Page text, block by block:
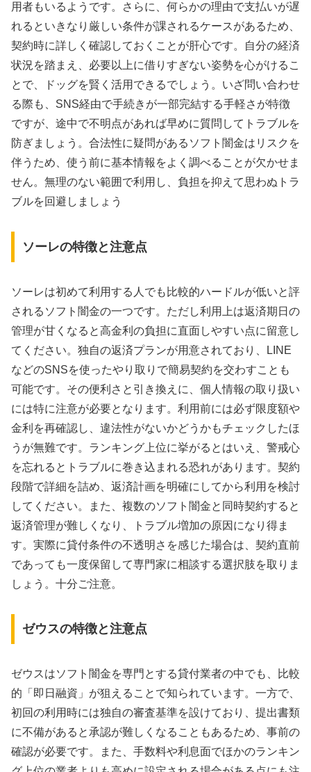
用者もいるようです。さらに、何らかの理由で支払いが遅
れるといきなり厳しい条件が課されるケースがあるため、
契約時に詳しく確認しておくことが肝心です。自分の経済
状況を踏まえ、必要以上に借りすぎない姿勢を心がけるこ
とで、ドッグを賢く活用できるでしょう。いざ問い合わせ
る際も、SNS経由で手続きが一部完結する手軽さが特徴
ですが、途中で不明点があれば早めに質問してトラブルを
防ぎましょう。合法性に疑問があるソフト闇金はリスクを
伴うため、使う前に基本情報をよく調べることが欠かせま
せん。無理のない範囲で利用し、負担を抑えて思わぬトラ
ブルを回避しましょう
ソーレの特徴と注意点
ソーレは初めて利用する人でも比較的ハードルが低いと評
されるソフト闇金の一つです。ただし利用上は返済期日の
管理が甘くなると高金利の負担に直面しやすい点に留意し
てください。独自の返済プランが用意されており、LINE
などのSNSを使ったやり取りで簡易契約を交わすことも
可能です。その便利さと引き換えに、個人情報の取り扱い
には特に注意が必要となります。利用前には必ず限度額や
金利を再確認し、違法性がないかどうかもチェックしたほ
うが無難です。ランキング上位に挙がるとはいえ、警戒心
を忘れるとトラブルに巻き込まれる恐れがあります。契約
段階で詳細を詰め、返済計画を明確にしてから利用を検討
してください。また、複数のソフト闇金と同時契約すると
返済管理が難しくなり、トラブル増加の原因になり得ま
す。実際に貸付条件の不透明さを感じた場合は、契約直前
であっても一度保留して専門家に相談する選択肢を取りま
しょう。十分ご注意。
ゼウスの特徴と注意点
ゼウスはソフト闇金を専門とする貸付業者の中でも、比較
的「即日融資」が狙えることで知られています。一方で、
初回の利用時には独自の審査基準を設けており、提出書類
に不備があると承認が難しくなることもあるため、事前の
確認が必要です。また、手数料や利息面でほかのランキン